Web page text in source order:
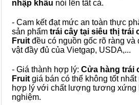
nhập khẩu nói lên tất cả.
- Cam kết đạt mức an toàn thực
sản phẩm trái cây tại siêu thị trái
Fruit đều có nguồn gốc rõ ràng
vật đầy đủ của Vietgap, USDA,...
- Giá thành hợp lý: Cửa hàng trái
Fruit giá bán có thể không tốt
hợp lý với chất lượng tương xứng
nghiệm.